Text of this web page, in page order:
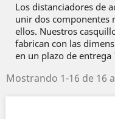
Los distanciadores de
unir dos componentes
ellos. Nuestros
fabrican con las
en un plazo de
Mostrando 1-16 de 16